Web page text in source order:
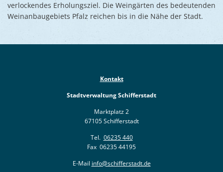
verlockendes Erholungsziel. Die Weingärten des bedeutenden
Weinanbaugebiets Pfalz reichen bis in die Nähe der Stadt.
Kontakt
Stadtverwaltung Schifferstadt
Marktplatz 2
67105 Schifferstadt
Tel. 06235 440
Fax 06235 44195
E-Mail info@schifferstadt.de